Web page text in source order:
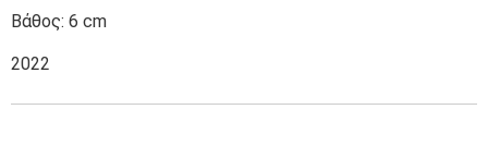
Βάθος: 6 cm
2022